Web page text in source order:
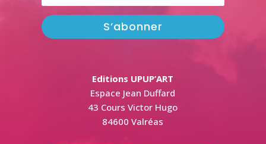
S’abonner
Editions UPUP’ART
Espace Jean Duffard
43 Cours Victor Hugo
84600 Valréas